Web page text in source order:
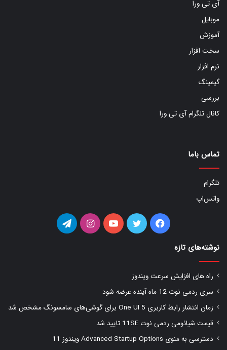
آی تی ورا
موبایل
آموزش
سخت افزار
نرم افزار
گیمینگ
بررسی
کانال تلگرام آی تی ورا
تماس باما
تلگرام
واتس‌اپ
فیس توییتر یوتیوب اینستاگرامتلگرام
نوشته‌های تازه
راه های افزایش سرعت ویندوز
سری ردمی نوت 12 ماه آینده عرضه شود
زمان انتشار رابط کاربری One UI 5 برای گوشی‌های سامسونگ مشخص شد
قیمت شیائومی ردمی نوت 11SE تایید شد
دسترسی به منوی Advanced Startup Options ویندوز 11